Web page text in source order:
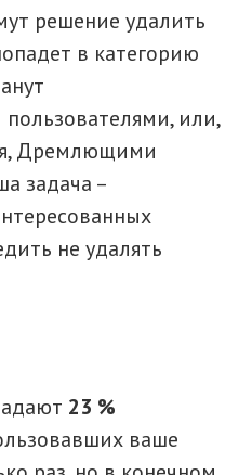
решение удалить
в категорию
или,
Дремлющими
задача –
не удалять
23 %
ваше